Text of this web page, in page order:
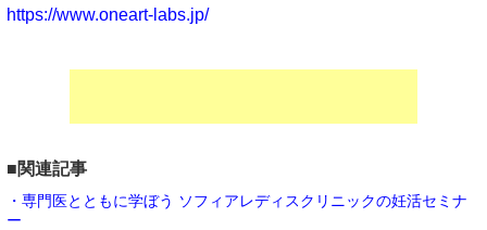
https://www.oneart-labs.jp/
■関連記事
・専門医とともに学ぼう ソフィアレディスクリニックの妊活セミナ
ー